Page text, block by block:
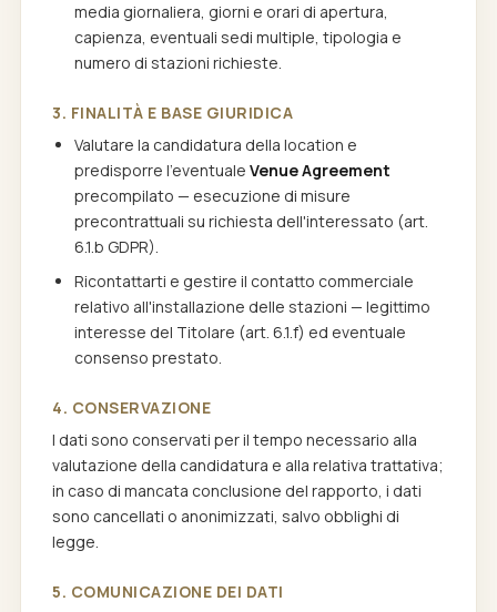
media giornaliera, giorni e orari di apertura,
capienza, eventuali sedi multiple, tipologia e
numero di stazioni richieste.
3. FINALITÀ E BASE GIURIDICA
Valutare la candidatura della location e
predisporre l'eventuale Venue Agreement
precompilato — esecuzione di misure
precontrattuali su richiesta dell'interessato (art.
6.1.b GDPR).
Ricontattarti e gestire il contatto commerciale
relativo all'installazione delle stazioni — legittimo
interesse del Titolare (art. 6.1.f) ed eventuale
consenso prestato.
4. CONSERVAZIONE
I dati sono conservati per il tempo necessario alla
valutazione della candidatura e alla relativa trattativa;
in caso di mancata conclusione del rapporto, i dati
sono cancellati o anonimizzati, salvo obblighi di
legge.
5. COMUNICAZIONE DEI DATI